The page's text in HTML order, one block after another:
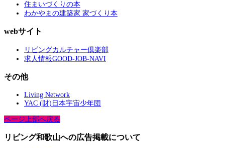
住まいづくりの本
わかやまの建築家 家づくり本
webサイト
リビングカルチャー倶楽部
求人情報GOOD-JOB-NAVI
その他
Living Network
YAC (財)日本宇宙少年団
ページ上部へ戻る
リビング和歌山への広告掲載について